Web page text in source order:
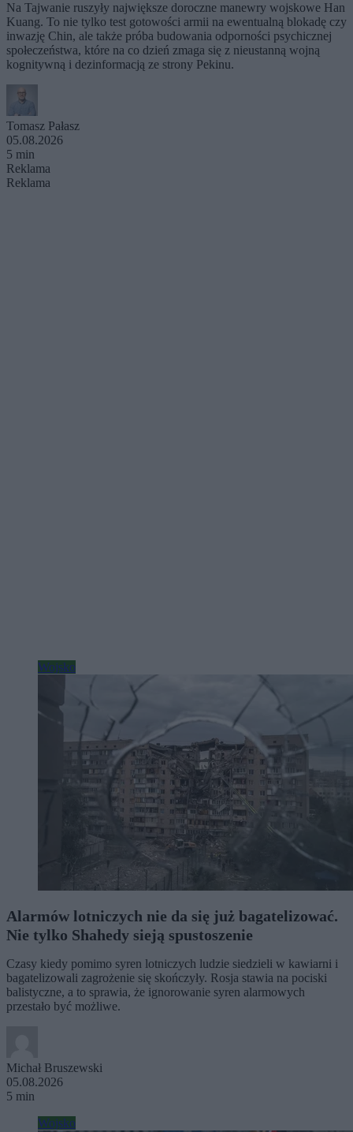
Na Tajwanie ruszyły największe doroczne manewry wojskowe Han
Kuang. To nie tylko test gotowości armii na ewentualną blokadę czy
inwazję Chin, ale także próba budowania odporności psychicznej
społeczeństwa, które na co dzień zmaga się z nieustanną wojną
kognitywną i dezinformacją ze strony Pekinu.
Tomasz Pałasz
05.08.2026
5 min
Reklama
Reklama
Wojsko
Alarmów lotniczych nie da się już bagatelizować.
Nie tylko Shahedy sieją spustoszenie
Czasy kiedy pomimo syren lotniczych ludzie siedzieli w kawiarni i
bagatelizowali zagrożenie się skończyły. Rosja stawia na pociski
balistyczne, a to sprawia, że ignorowanie syren alarmowych
przestało być możliwe.
Michał Bruszewski
05.08.2026
5 min
Wojsko